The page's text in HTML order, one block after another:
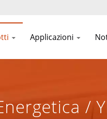
Applicazioni
/